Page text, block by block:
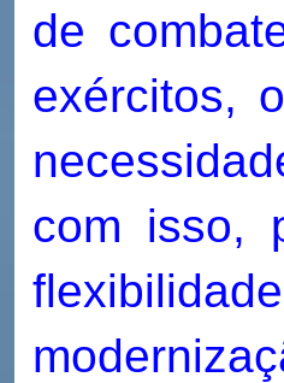
de
exércitos,
com isso,